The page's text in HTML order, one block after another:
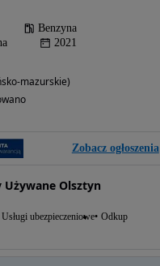
Benzyna
2021
mazurskie)
Zobacz ogłoszenia
Używane Olsztyn
Usługi ubezpieczeniowe Odkup